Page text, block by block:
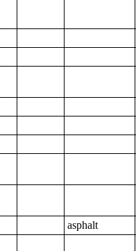
asphalt